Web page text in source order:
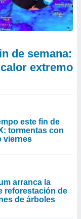
de semana:
extremo
este fin de
tormentas con
viernes
arranca la
reforestación de
de árboles